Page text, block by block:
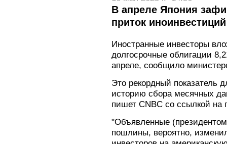
В апреле Япония
приток
Иностранные инвесторы
долгосрочные облигации
апреле, сообщило
Это рекордный показатель
историю сбора месячных
пишет CNBC со ссылкой на
"Объявленные
пошлины, вероятно,